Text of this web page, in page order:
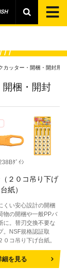
カッター・開梱・開封用
開梱・開封
ﾀﾞｲｼ
２０コ吊り下げ
台紙）
くい安心設計の開梱
物の開梱や一般PPバ
に。替刃交換不要な
。NSF規格認証取
０コ吊り下げ台紙。
細を見る